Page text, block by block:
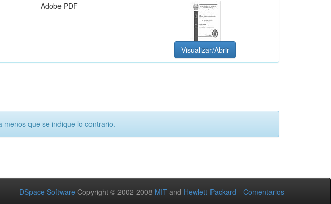
Adobe PDF
Visualizar/Abrir
que se indique lo contrario.
DSpace Software Copyright © 2002-2008 MIT and Hewlett-Packard - Comentarios